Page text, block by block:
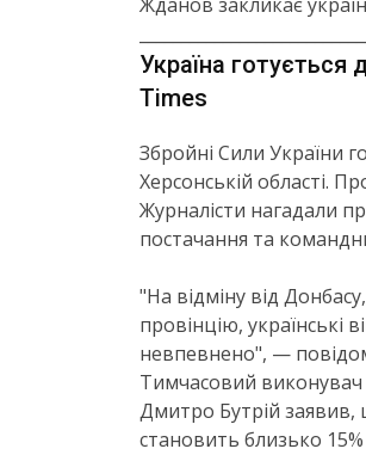
Жданов закликає
Україна
Times
Збройні Сили України
Херсонській області.
Журналісти нагадали
постачання та
"На відміну від
провінцію, українські
невпевнено", —
Тимчасовий виконувач
Дмитро Бутрій заявив,
становить близько 15%